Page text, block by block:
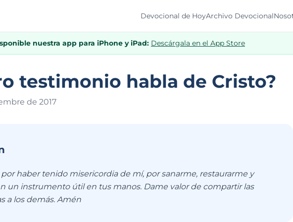
Devocional de HoyArchivo Devocional
nuestra app para iPhone y iPad: Descárgala en el App Store
testimonio habla de Cristo?
de 2017
por haber tenido misericordia de mí, por sanarme, restaurarme y
un instrumento útil en tus manos. Dame valor de compartir las
a los demás. Amén